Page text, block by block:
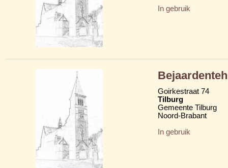
In gebruik
Goirkestraat 74
Tilburg
Gemeente Tilburg
Noord-Brabant
In gebruik